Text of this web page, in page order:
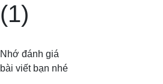
(1)
Nhớ đánh giá
bài viết bạn nhé